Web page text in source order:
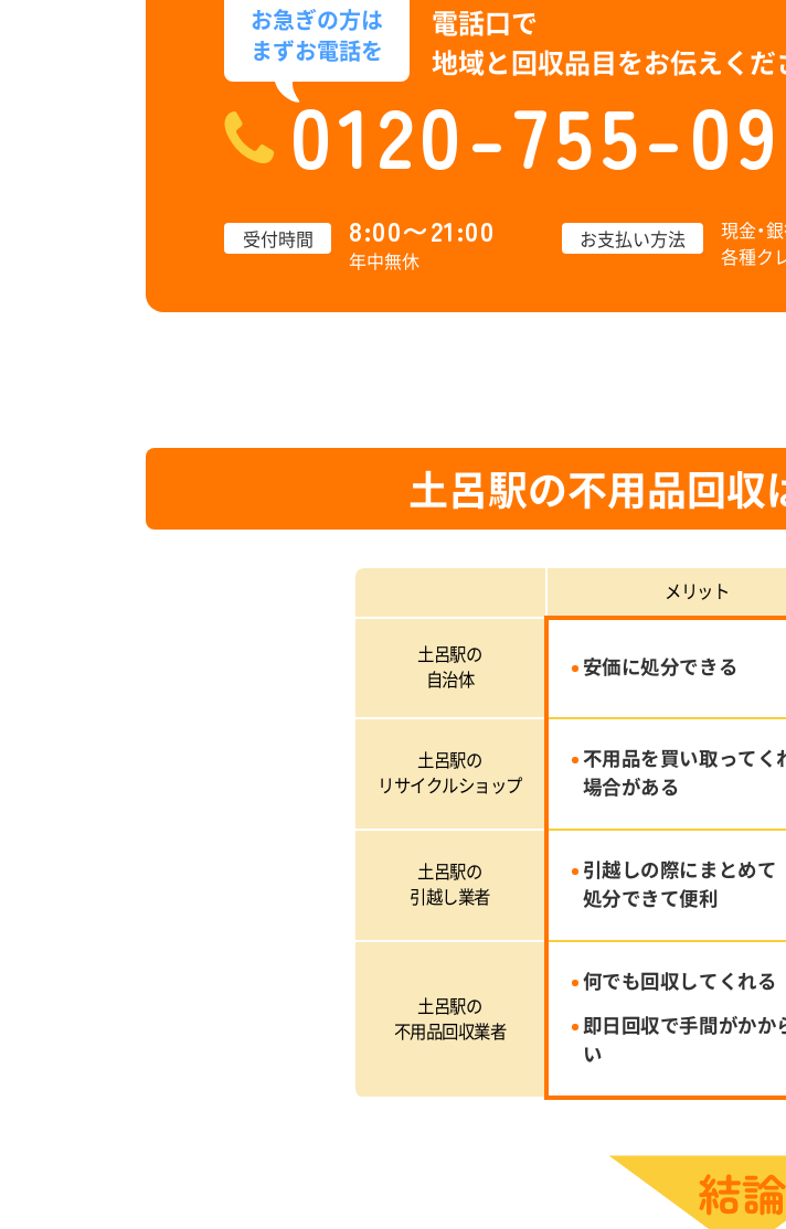
お急ぎの方は
まずお電話を
電話口で
地域と回収品目をお伝えくだ
0120-755-
受付時間 8:00〜21:00
年中無休
お支払い方法
現金・
各種ク
土呂駅の不用品回収
メリット
土呂駅の
自治体
安価に処分できる
土呂駅の
リサイクルショップ
不用品を買い取ってく
場合がある
土呂駅の
引越し業者
引越しの際にまとめて
処分できて便利
土呂駅の
不用品回収業者
何でも回収してくれる
即日回収で手間がかか
い